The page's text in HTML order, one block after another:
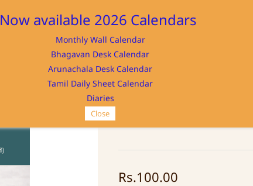
Home Store
Rs.100.00
Now available 2026 Calendars
Monthly Wall Calendar
Bhagavan Desk Calendar
Arunachala Desk Calendar
Tamil Daily Sheet Calendar
Diaries
Close